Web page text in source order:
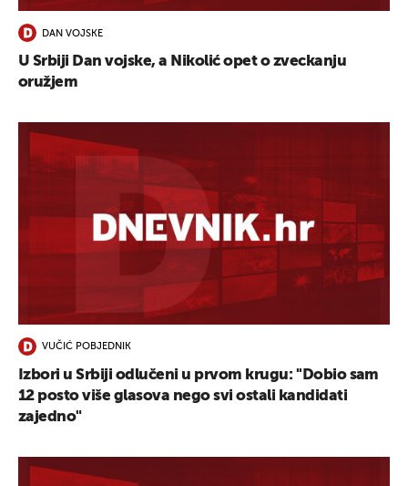
DAN VOJSKE
U Srbiji Dan vojske, a Nikolić opet o zveckanju
oružjem
VUČIĆ POBJEDNIK
Izbori u Srbiji odlučeni u prvom krugu: ''Dobio sam
12 posto više glasova nego svi ostali kandidati
zajedno"
UKLJUČITE NOTIFIKACIJE